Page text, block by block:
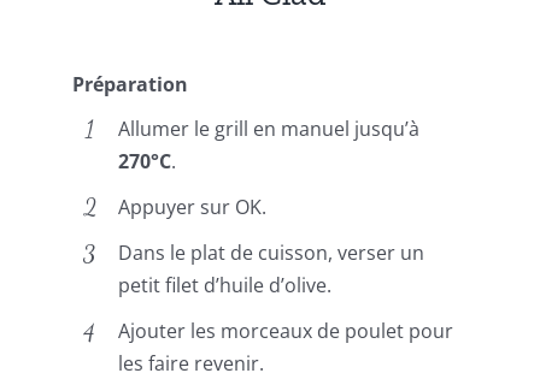
Préparation
Allumer le grill en manuel jusqu’à
270°C.
Appuyer sur OK.
Dans le plat de cuisson, verser un
petit filet d’huile d’olive.
Ajouter les morceaux de poulet pour
les faire revenir.